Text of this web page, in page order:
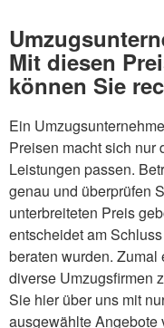
Mit diesen
können Sie
Ein
Preisen macht sich nur
Leistungen passen.
genau und überprüfen
unterbreiteten Preis
entscheidet am
beraten wurden. Zumal
diverse Umzugsfirmen
Sie hier über uns mit
ausgewählte Angebote